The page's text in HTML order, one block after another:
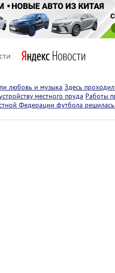
любовь и музыка Здесь
местного пруда Работы
Федерации футбола решилась